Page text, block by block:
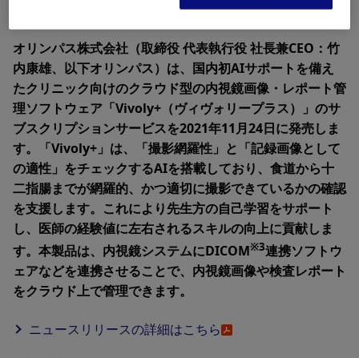
オリンパス株式会社（取締役 代表執行役 社長兼CEO：竹
内康雄、以下オリンパス）は、国内初AIサポートを備え
たクリニック向けのクラウド型の内視鏡画像・レポート管
理ソフトウェア「Vivoly+（ヴィヴォリープラス）」のサ
ブスクリプションサービスを2021年11月24日に発売しま
す。「Vivoly+」は、「撮影網羅性」と「記録画像として
の適性」をチェックするAIを搭載しており、食道から十
二指腸までが網羅的、かつ適切に撮影できているかの確認
を支援します。これにより先生方の自己学習をサポート
し、医師の経験値に左右されるスキルの向上に貢献しま
す。本製品は、内視鏡システムにDICOM※3連携ソフトウ
ェアなどを連携させることで、内視鏡画像や検査レポート
をクラウド上で管理できます。
ニュースリリースの詳細はこちら